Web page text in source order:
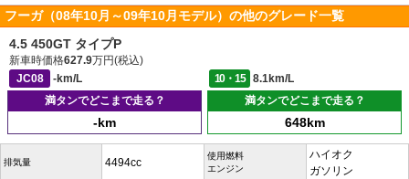
フーガ（08年10月～09年10月モデル）の他のグレード一覧
4.5 450GT タイプP
新車時価格627.9万円(税込)
JC08
-km/L 10・15
8.1km/L
満タンでどこまで走る？
-km
満タンでどこまで走る？
648km
排気量 4494cc
使用燃料
エンジン
ハイオク
ガソリン